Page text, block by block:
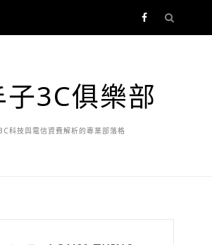
3C俱樂部
科技與電信資費解析的專業部落格